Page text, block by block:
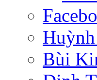
Bùi